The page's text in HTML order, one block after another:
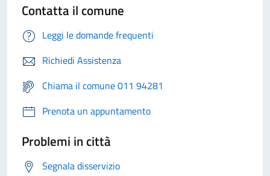
Contatta il comune
Leggi le domande frequenti
Richiedi Assistenza
Chiama il comune 011 94281
Prenota un appuntamento
Problemi in città
Segnala disservizio